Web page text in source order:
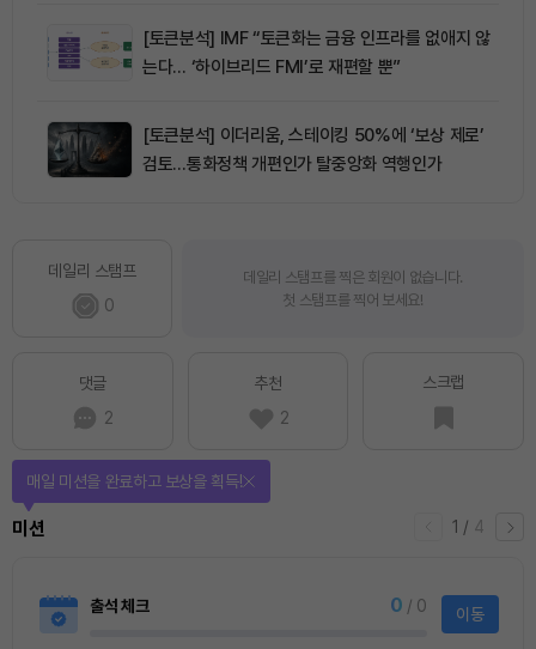
[토큰분석] IMF “토큰화는 금융 인프라를 없애지 않
는다… ‘하이브리드 FMI’로 재편할 뿐”
[토큰분석] 이더리움, 스테이킹 50%에 ‘보상 제로’
검토…통화정책 개편인가 탈중앙화 역행인가
데일리 스탬프
0
데일리 스탬프를 찍은 회원이 없습니다.
첫 스탬프를 찍어 보세요!
댓글
2
추천
2
스크랩
1 / 4
미션
매일 미션을 완료하고 보상을 획득!
출석 체크 0 / 0 이동